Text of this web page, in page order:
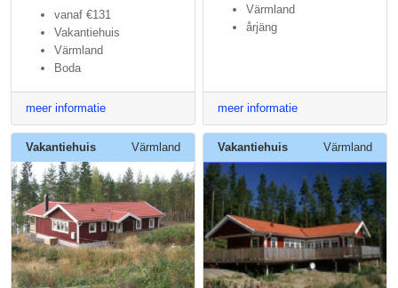
vanaf €131
Vakantiehuis
Värmland
Boda
meer informatie
Värmland
årjäng
meer informatie
Vakantiehuis Värmland Vakantiehuis Värmland